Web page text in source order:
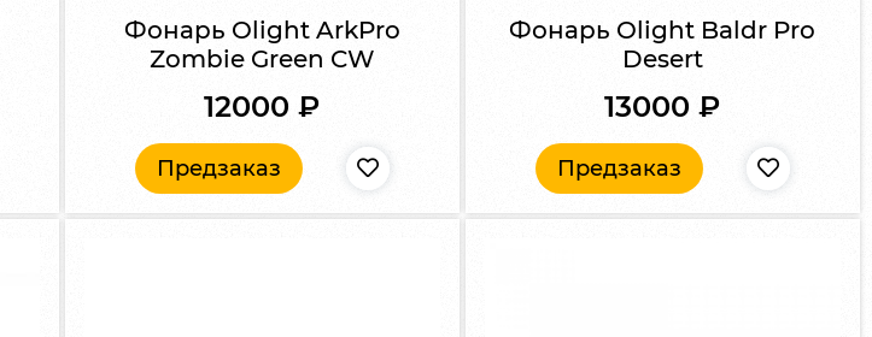
Фонарь Olight ArkPro
Zombie Green CW
12000₽
Предзаказ
Фонарь Olight Baldr Pro
Desert
13000₽
Предзаказ